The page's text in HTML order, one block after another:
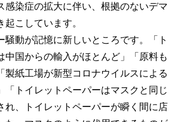
感染症の拡大に伴い、根拠のないデマ
こしています。
騒動が記憶に新しいところです。「ト
中国からの輸入がほとんど」「原料も
製紙工場が新型コロナウイルスによる
「トイレットペーパーはマスクと同じ
れ、トイレットペーパーが瞬く間に店